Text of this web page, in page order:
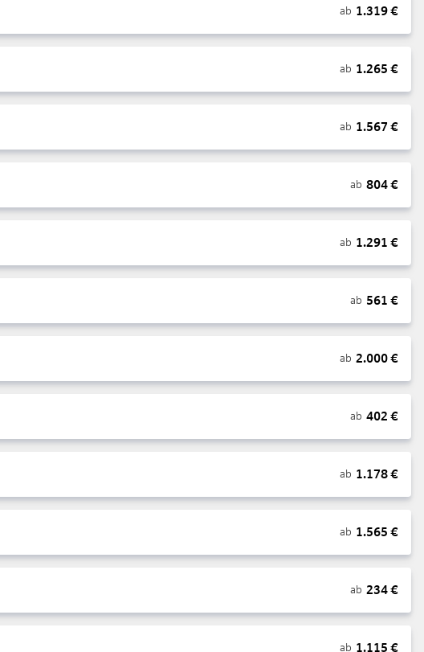
ab 1.319€
ab 1.265 €
ab 1.567 €
ab 804€
ab 1.291 €
ab 561 €
ab 2.000€
ab 402 €
ab 1.178€
ab 1.565 €
ab 234€
ab 1.115 €